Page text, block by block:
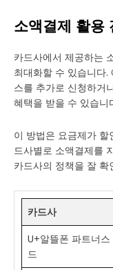
소액결제 활용
카드사에서 제공하는
최대화할 수 있습니다.
스를 추가로 신청하거
혜택을 받을 수 있습니
이 방법은 요금제가
드사별로 소액결제를
카드사의 정책을 잘 확
카드사
U+알뜰폰 파트너
드